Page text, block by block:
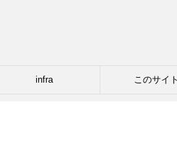
infra このサイ